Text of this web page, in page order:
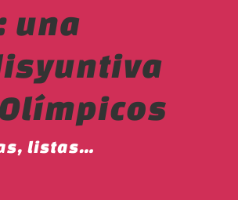
una
listas…